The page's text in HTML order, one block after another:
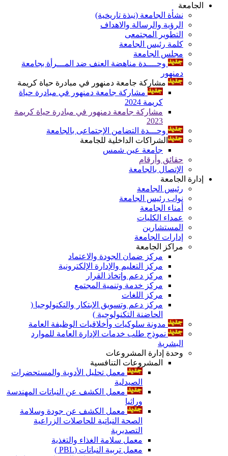
الجامعة
نشأة الجامعة (نبذة تاريخية)
الرؤية والرسالة والاهداف
التطوير المجتمعى
كلمة رئيس الجامعة
مجلس الجامعة
وحــــدة مناهضة العنف ضد المـــرأة بجامعة
دمنهور
مشاركة جامعة دمنهور في مبادرة حياة كريمة
مشاركة جامعة دمنهور في مبادرة حياة
كريمة 2024
مشاركة جامعة دمنهور في مبادرة حياة كريمة
2023
وحـــدة التضامن الإجتماعى بالجامعة
الشراكات الداخلية للجامعة
جامعة عين شمس
حقائق وأرقام
الإتصال بالجامعة
إدارة الجامعة
رئيس الجامعة
نواب رئيس الجامعة
أمناء الجامعة
عمداء الكليات
المستشارين
إدارات الجامعة
مراكز الجامعة
مركز ضمان الجودة والاعتماد
مركز التعليم والإدارة الإلكترونية
مركز دعم وإتخاذ القرار
مركز خدمة وتنمية المجتمع
مركز اللغات
مركز دعم وتسويق الإبتكار والتكنولوجيا (
الحاضنة التكنولوجية )
مدونة سلوكيات وأخلاقيات الوظيفة العامة
نموذج طلب خدمات الإدارة العامة للموارد
البشرية
وحدة إدارة المشروعات
المشروعات التنافسية
معمل تحليل الأدوية والمستحضرات
الصيدلية
معمل الكشف عن النباتات المهندسة
وراثيا
معمل الكشف عن جودة وسلامة
الصحة النباتية للحاصلات الزراعية
التصديرية
معمل سلامة الغذاء والتغذية
معمل تربية النباتات (PBL )